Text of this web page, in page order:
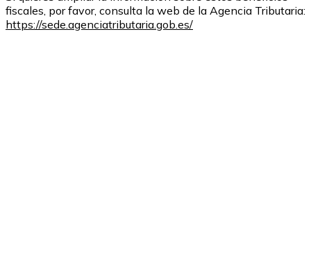
fiscales, por favor, consulta la web de la Agencia Tributaria:
https://sede.agenciatributaria.gob.es/